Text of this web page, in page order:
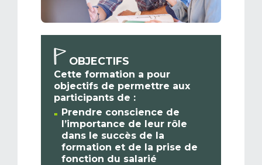
OBJECTIFS
Cette formation a pour
objectifs de permettre aux
participants de :
Prendre conscience de
l’importance de leur rôle
dans le succès de la
formation et de la prise de
fonction du salarié